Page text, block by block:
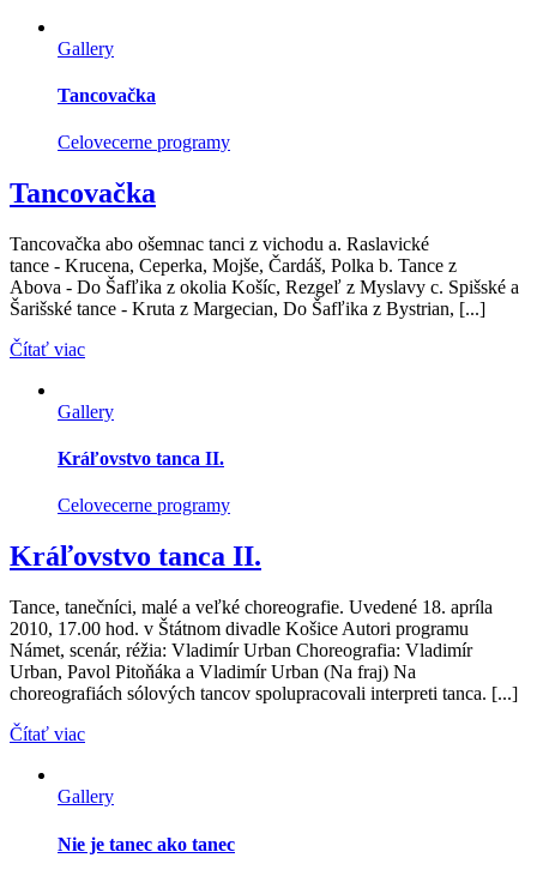
Gallery
Tancovačka
Celovecerne programy
Tancovačka
Tancovačka abo ošemnac tanci z vichodu a. Raslavické
tance - Krucena, Ceperka, Mojše, Čardáš, Polka b. Tance z
Abova - Do Šafľika z okolia Košíc, Rezgeľ z Myslavy c. Spišské a
Šarišské tance - Kruta z Margecian, Do Šafľika z Bystrian, [...]
Čítať viac
Gallery
Kráľovstvo tanca II.
Celovecerne programy
Kráľovstvo tanca II.
Tance, tanečníci, malé a veľké choreografie. Uvedené 18. apríla
2010, 17.00 hod. v Štátnom divadle Košice Autori programu
Námet, scenár, réžia: Vladimír Urban Choreografia: Vladimír
Urban, Pavol Pitoňáka a Vladimír Urban (Na fraj) Na
choreografiách sólových tancov spolupracovali interpreti tanca. [...]
Čítať viac
Gallery
Nie je tanec ako tanec